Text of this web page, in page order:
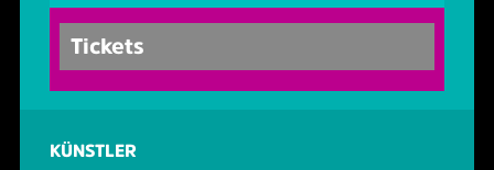
Theater & Musical
Kafé Klinker
Über Lohr a.Main
Kontakt
Geschichte
Ansprechpartner
Tickets
KÜNSTLER